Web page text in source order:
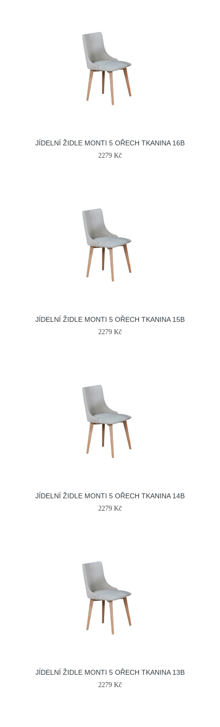
JÍDELNÍ ŽIDLE MONTI 5 OŘECH TKANINA 16B
2279 Kč
JÍDELNÍ ŽIDLE MONTI 5 OŘECH TKANINA 15B
2279 Kč
JÍDELNÍ ŽIDLE MONTI 5 OŘECH TKANINA 14B
2279 Kč
JÍDELNÍ ŽIDLE MONTI 5 OŘECH TKANINA 13B
2279 Kč